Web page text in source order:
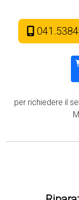
per richiedere il